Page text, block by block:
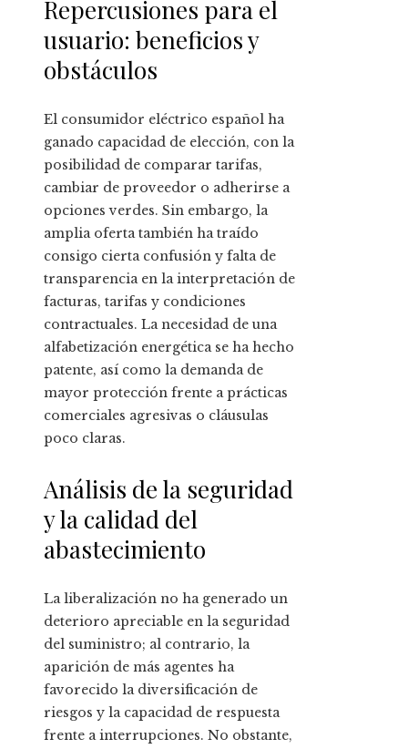
Repercusiones para el
usuario: beneficios y
obstáculos
El consumidor eléctrico español ha
ganado capacidad de elección, con la
posibilidad de comparar tarifas,
cambiar de proveedor o adherirse a
opciones verdes. Sin embargo, la
amplia oferta también ha traído
consigo cierta confusión y falta de
transparencia en la interpretación de
facturas, tarifas y condiciones
contractuales. La necesidad de una
alfabetización energética se ha hecho
patente, así como la demanda de
mayor protección frente a prácticas
comerciales agresivas o cláusulas
poco claras.
Análisis de la seguridad
y la calidad del
abastecimiento
La liberalización no ha generado un
deterioro apreciable en la seguridad
del suministro; al contrario, la
aparición de más agentes ha
favorecido la diversificación de
riesgos y la capacidad de respuesta
frente a interrupciones. No obstante,